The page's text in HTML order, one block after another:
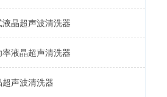
液晶超声波清洗器
率液晶超声清洗器
超声波清洗器